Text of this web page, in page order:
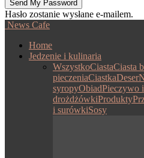
Hasło zostanie wysłane e-mailem.
News Cafe
Home
Jedzenie i kulinaria
WszystkoCiastaCiasta
pieczeniaCiastkaDeser
syropyObiadPieczywo i
drożdżówkiProdukty
i surówkiSosy